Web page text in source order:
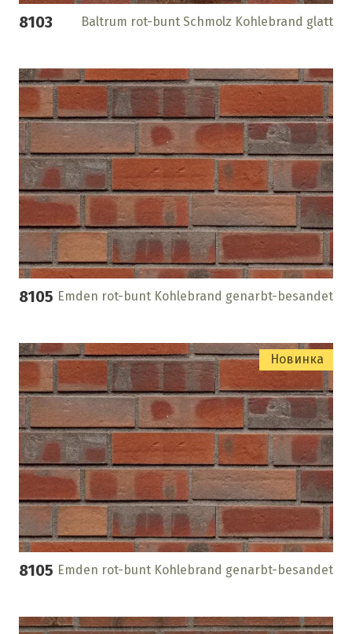
8103 Baltrum rot-bunt Schmolz Kohlebrand glatt
8105 Emden rot-bunt Kohlebrand genarbt-besandet
Новинка
8105 Emden rot-bunt Kohlebrand genarbt-besandet